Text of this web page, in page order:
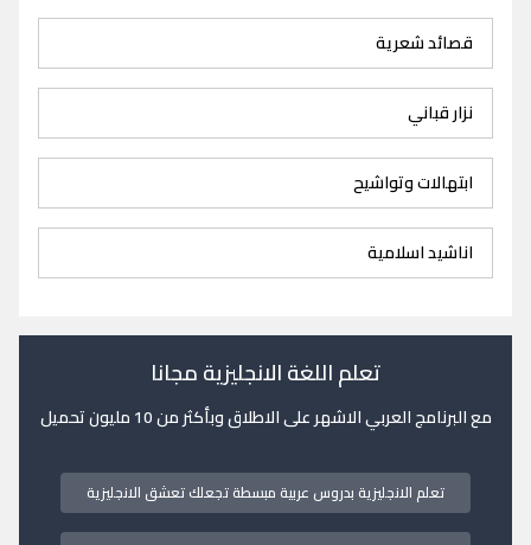
قصائد شعرية
نزار قباني
ابتهالات وتواشيح
اناشيد اسلامية
تعلم اللغة الانجليزية مجانا
مع البرنامج العربي الاشهر على الاطلاق وبأكثر من 10 مليون تحميل
تعلم الانجليزية بدروس عربية مبسطة تجعلك تعشق الانجليزية